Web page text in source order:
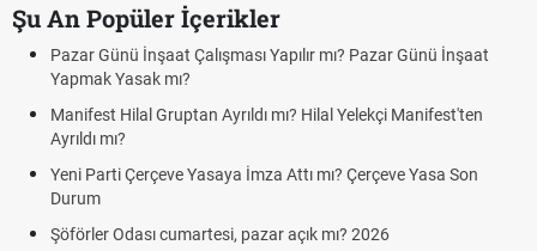
Şu An Popüler İçerikler
Pazar Günü İnşaat Çalışması Yapılır mı? Pazar Günü İnşaat
Yapmak Yasak mı?
Manifest Hilal Gruptan Ayrıldı mı? Hilal Yelekçi Manifest'ten
Ayrıldı mı?
Yeni Parti Çerçeve Yasaya İmza Attı mı? Çerçeve Yasa Son
Durum
Şöförler Odası cumartesi, pazar açık mı? 2026